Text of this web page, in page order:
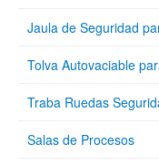
Jaula de Seguridad
Tolva Autovaciable
Traba Ruedas
Salas de Procesos